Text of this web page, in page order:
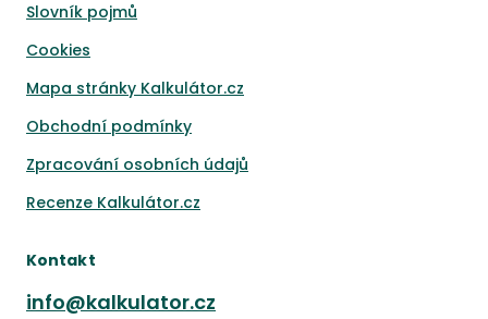
Slovník pojmů
Cookies
Mapa stránky Kalkulátor.cz
Obchodní podmínky
Zpracování osobních údajů
Recenze Kalkulátor.cz
Kontakt
info@kalkulator.cz